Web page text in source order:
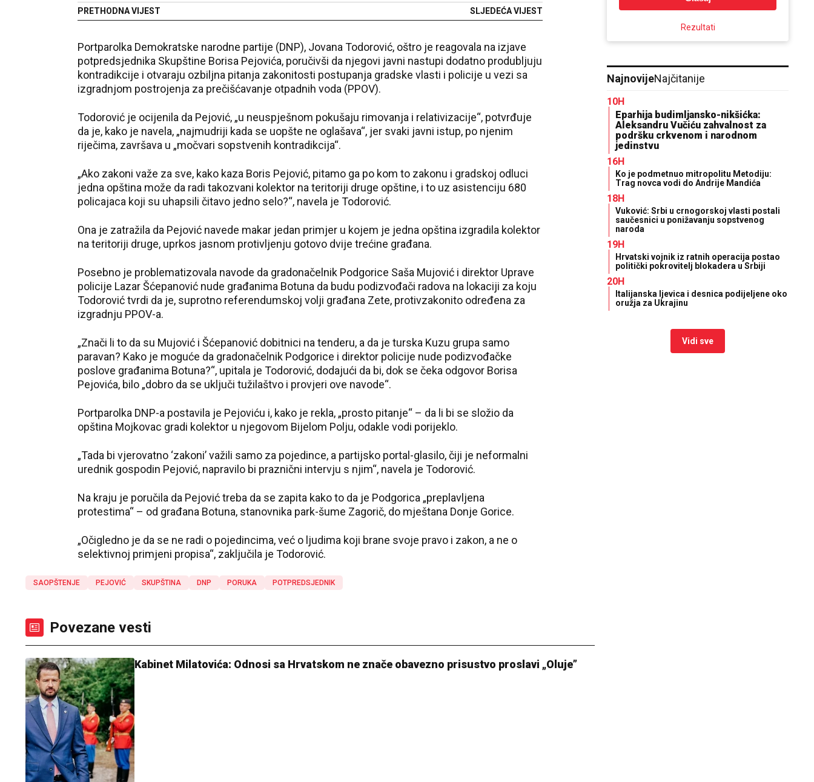
PRETHODNA VIJEST SLJEDEĆA VIJEST
Portparolka Demokratske narodne partije (DNP), Jovana Todorović, oštro je reagovala na izjave
potpredsjednika Skupštine Borisa Pejovića, poručivši da njegovi javni nastupi dodatno produbljuju
kontradikcije i otvaraju ozbiljna pitanja zakonitosti postupanja gradske vlasti i policije u vezi sa
izgradnjom postrojenja za prečišćavanje otpadnih voda (PPOV).
Todorović je ocijenila da Pejović, „u neuspješnom pokušaju rimovanja i relativizacije“, potvrđuje
da je, kako je navela, „najmudriji kada se uopšte ne oglašava“, jer svaki javni istup, po njenim
riječima, završava u „močvari sopstvenih kontradikcija“.
„Ako zakoni važe za sve, kako kaza Boris Pejović, pitamo ga po kom to zakonu i gradskoj odluci
jedna opština može da radi takozvani kolektor na teritoriji druge opštine, i to uz asistenciju 680
policajaca koji su uhapsili čitavo jedno selo?“, navela je Todorović.
Ona je zatražila da Pejović navede makar jedan primjer u kojem je jedna opština izgradila kolektor
na teritoriji druge, uprkos jasnom protivljenju gotovo dvije trećine građana.
Posebno je problematizovala navode da gradonačelnik Podgorice Saša Mujović i direktor Uprave
policije Lazar Šćepanović nude građanima Botuna da budu podizvođači radova na lokaciji za koju
Todorović tvrdi da je, suprotno referendumskoj volji građana Zete, protivzakonito određena za
izgradnju PPOV-a.
„Znači li to da su Mujović i Šćepanović dobitnici na tenderu, a da je turska Kuzu grupa samo
paravan? Kako je moguće da gradonačelnik Podgorice i direktor policije nude podizvođačke
poslove građanima Botuna?“, upitala je Todorović, dodajući da bi, dok se čeka odgovor Borisa
Pejovića, bilo „dobro da se uključi tužilaštvo i provjeri ove navode“.
Portparolka DNP-a postavila je Pejoviću i, kako je rekla, „prosto pitanje“ – da li bi se složio da
opština Mojkovac gradi kolektor u njegovom Bijelom Polju, odakle vodi porijeklo.
„Tada bi vjerovatno ‘zakoni’ važili samo za pojedince, a partijsko portal-glasilo, čiji je neformalni
urednik gospodin Pejović, napravilo bi praznični intervju s njim“, navela je Todorović.
Na kraju je poručila da Pejović treba da se zapita kako to da je Podgorica „preplavljena
protestima“ – od građana Botuna, stanovnika park-šume Zagorič, do mještana Donje Gorice.
„Očigledno je da se ne radi o pojedincima, već o ljudima koji brane svoje pravo i zakon, a ne o
selektivnoj primjeni propisa“, zaključila je Todorović.
SAOPŠTENJE PEJOVIĆ SKUPŠTINA DNP PORUKA POTPREDSJEDNIK
Povezane vesti
Kabinet Milatovića: Odnosi sa Hrvatskom ne znače obavezno prisustvo proslavi „Oluje”
Rezultati
NajnovijeNajčitanije
10H
Eparhija budimljansko-nikšićka:
Aleksandru Vučiću zahvalnost za
podršku crkvenom i narodnom
jedinstvu
16H
Ko je podmetnuo mitropolitu Metodiju:
Trag novca vodi do Andrije Mandića
18H
Vuković: Srbi u crnogorskoj vlasti postali
saučesnici u ponižavanju sopstvenog
naroda
19H
Hrvatski vojnik iz ratnih operacija postao
politički pokrovitelj blokadera u Srbiji
20H
Italijanska ljevica i desnica podijeljene oko
oružja za Ukrajinu
Vidi sve